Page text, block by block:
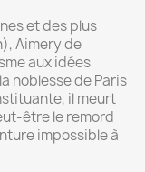
et des plus
Aimery de
aux idées
noblesse de Paris
il meurt
être le remord
impossible à